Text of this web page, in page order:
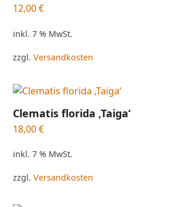
12,00€
inkl. 7 % MwSt.
zzgl.Versandkosten
Clematis florida ‚Taiga‘
18,00€
inkl. 7 % MwSt.
zzgl.Versandkosten